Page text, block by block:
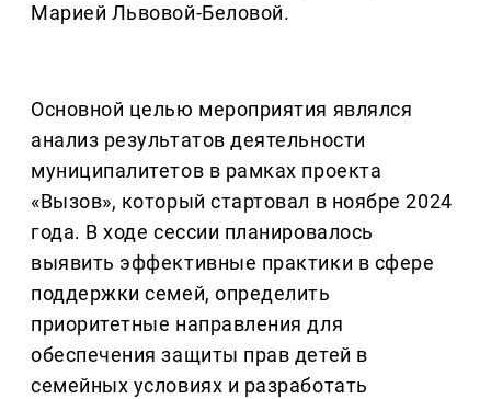
Марией Львовой-Беловой.
Основной целью мероприятия являлся
анализ результатов деятельности
муниципалитетов в рамках проекта
«Вызов», который стартовал в ноябре 2024
года. В ходе сессии планировалось
выявить эффективные практики в сфере
поддержки семей, определить
приоритетные направления для
обеспечения защиты прав детей в
семейных условиях и разработать